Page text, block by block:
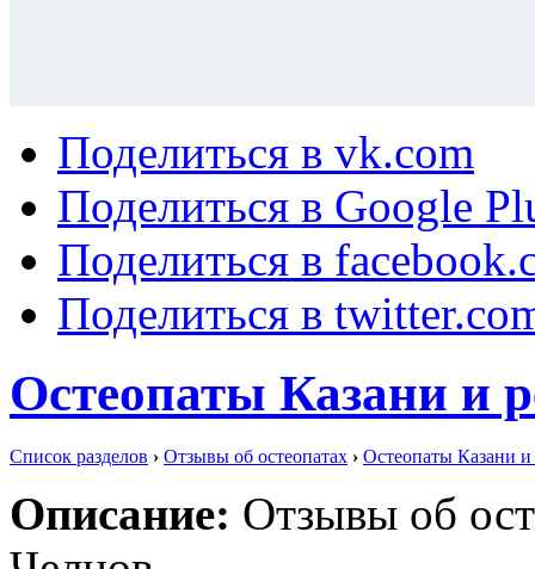
Поделиться в vk.com
Поделиться в Google
Поделиться в
Поделиться в
Остеопаты Казани и
Список разделов › Отзывы об остеопатах › Остеопаты Казани и
Описание: Отзывы об